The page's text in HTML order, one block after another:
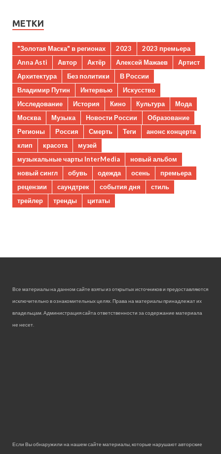
МЕТКИ
"Золотая Маска" в регионах 2023
2023 премьера
Anna Asti
Автор Актёр Алексей Мажаев
Артист
Архитектура
Без политики
В России
Владимир Путин
Интервью
Искусство
Исследование
История Кино Культура
Мода
Москва
Музыка Новости России
Образование
Регионы
Россия Смерть Теги
анонс концерта
клип
красота
музей
музыкальные чарты InterMedia
новый альбом
новый сингл
обувь одежда осень
премьера
рецензии
саундтрек события дня
стиль
трейлер
тренды цитаты
Все материалы на данном сайте взяты из открытых источников и предоставляются
исключительно в ознакомительных целях. Права на материалы принадлежат их
владельцам. Администрация сайта ответственности за содержание материала
не несет.
Если Вы обнаружили на нашем сайте материалы, которые нарушают авторские